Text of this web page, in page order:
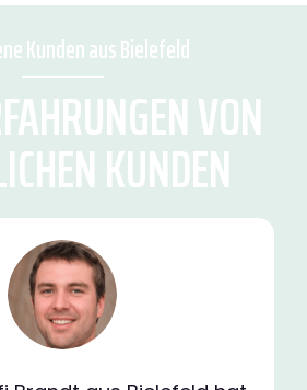
Kunden aus Bielefeld
VON
KUNDEN